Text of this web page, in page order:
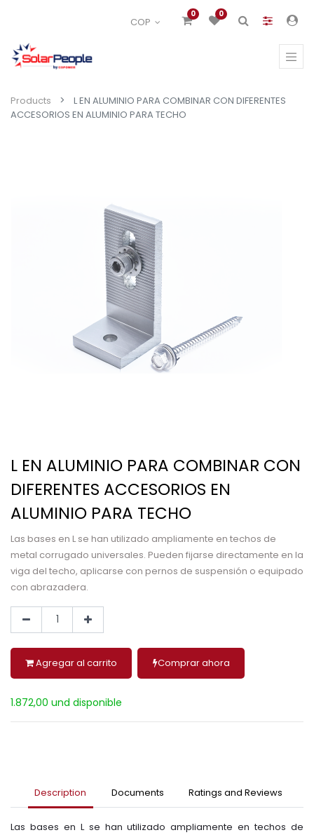
COP
0 0
Products
L EN ALUMINIO PARA COMBINAR CON DIFERENTES
ACCESORIOS EN ALUMINIO PARA TECHO
L EN ALUMINIO PARA COMBINAR CON
DIFERENTES ACCESORIOS EN
ALUMINIO PARA TECHO
Las bases en L se han utilizado ampliamente en techos de
metal corrugado universales. Pueden fijarse directamente en la
viga del techo, aplicarse con pernos de suspensión o equipado
con abrazadera.
Agregar al carrito Comprar ahora
1.872,00 und disponible
Description Documents Ratings and Reviews
Las bases en L se han utilizado ampliamente en techos de